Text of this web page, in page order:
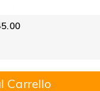
Carrello